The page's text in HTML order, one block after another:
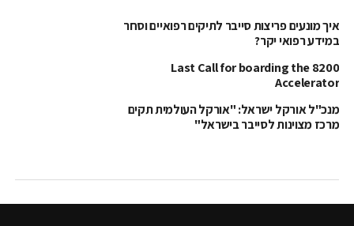
איך מונעים פריצות סייבר לתיקים רפואיים וסחר
במידע רפואי יקר?
Last Call for boarding the 8200
Accelerator
מנכ"ל אורקל ישראל: "אורקל העולמית תקים
מרכז מצוינות לסייבר בישראל"